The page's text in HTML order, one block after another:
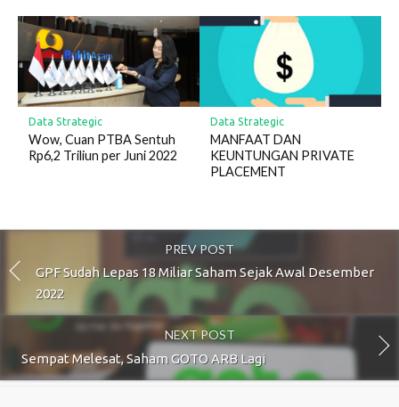
Data Strategic
Wow, Cuan PTBA Sentuh
Rp6,2 Triliun per Juni 2022
Data Strategic
MANFAAT DAN
KEUNTUNGAN PRIVATE
PLACEMENT
PREV POST
GPF Sudah Lepas 18 Miliar Saham Sejak Awal Desember
2022
NEXT POST
Sempat Melesat, Saham GOTO ARB Lagi